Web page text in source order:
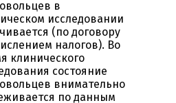
в
исследовании
(по договору
налогов). Во
клинического
состояние
внимательно
по данным